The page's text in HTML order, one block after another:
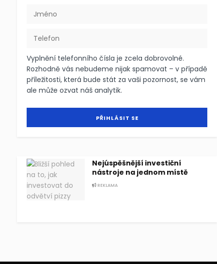
Vyplnění telefonního čísla je zcela dobrovolné.
Rozhodně vás nebudeme nijak spamovat – v případě
příležitosti, která bude stát za vaši pozornost, se vám
ale může ozvat náš analytik.
Nejúspěšnější investiční
nástroje na jednom místě
REKLAMA